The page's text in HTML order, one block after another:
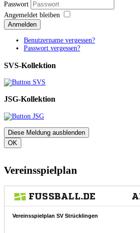
Passwort
Angemeldet bleiben
Anmelden
Benutzername vergessen?
Passwort vergessen?
SVS-Kollektion
JSG-Kollektion
Diese Meldung ausblenden
OK
Vereinsspielplan